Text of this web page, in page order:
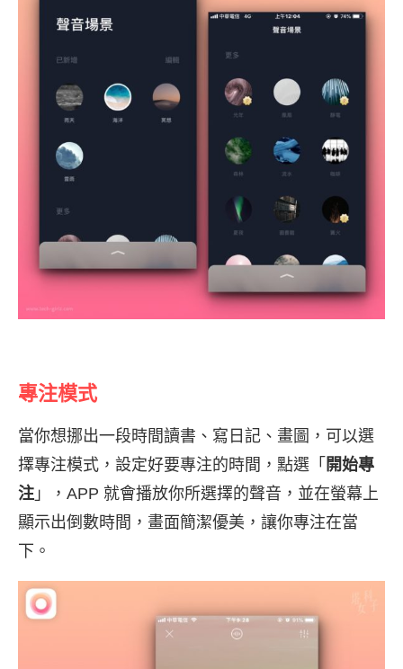
專注模式
當你想挪出一段時間讀書、寫日記、畫圖，可以選
擇專注模式，設定好要專注的時間，點選「 開始專
注 」，APP 就會播放你所選擇的聲音，並在螢幕上
顯示出倒數時間，畫面簡潔優美，讓你專注在當
下。